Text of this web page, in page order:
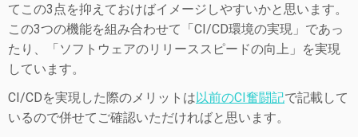
てこの3点を抑えておけばイメージしやすいかと思います。
この3つの機能を組み合わせて「CI/CD環境の実現」であっ
たり、「ソフトウェアのリリーススピードの向上」を実現
しています。
CI/CDを実現した際のメリットは以前のCI奮闘記で記載して
いるので併せてご確認いただければと思います。